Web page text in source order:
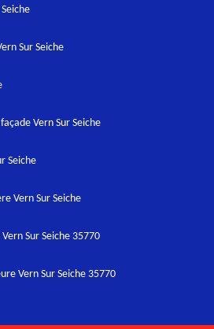
Sur Seiche
Vern Sur Seiche
Seiche
Vern Sur Seiche
Sur Seiche 35770
Vern Sur Seiche 35770